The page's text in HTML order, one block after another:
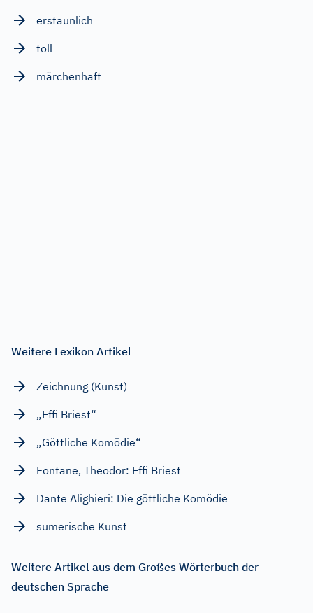
erstaunlich
toll
märchenhaft
Weitere Lexikon Artikel
Zeichnung (Kunst)
„Effi Briest“
„Göttliche Komödie“
Fontane, Theodor: Effi Briest
Dante Alighieri: Die göttliche Komödie
sumerische Kunst
Weitere Artikel aus dem Großes Wörterbuch der
deutschen Sprache